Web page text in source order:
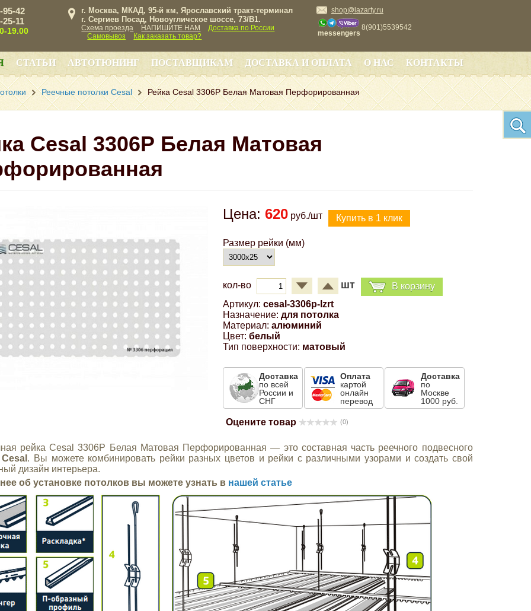
95-42
25-11
19.00
г. Москва, МКАД, 95-й км, Ярославский тракт-терминал
г. Сергиев Посад, Новоугличское шоссе, 73/B1.
Схема проезда НАПИШИТЕ НАМ
Доставка по России
Самовывоз
Как заказать товар?
shop@lazarty.ru
messengers
8(901)5539542
СТАТЬИ АВТОТЮНИНГ ПОСТАВЩИКАМ ДОСТАВКА И ОПЛАТА О НАС КОНТАКТЫ
Реечные потолки Cesal Рейка Cesal 3306Р Белая Матовая Перфорированная
Cesal 3306Р Белая Матовая
Цена:620 руб./шт
Размер рейки (мм)
кол-во шт
В корзину
Артикул: cesal-3306p-lzrt
Назначение: для потолка
Материал: алюминий
Цвет: белый
Тип поверхности: матовый
Доставка
по всей
России и
СНГ
Оплата
картой
онлайн
перевод
Доставка
по
Москве
1000 руб.
Оцените товар (0)
рейка Cesal 3306Р Белая Матовая Перфорированная — это составная часть реечного подвесного
Cesal . Вы можете комбинировать рейки разных цветов и рейки с различными узорами и создать свой
дизайн интерьера.
об установке потолков вы можете узнать в нашей статье